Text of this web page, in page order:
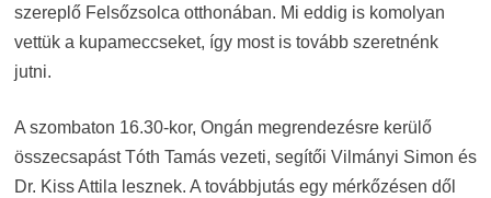
szereplő Felsőzsolca otthonában. Mi eddig is komolyan
vettük a kupameccseket, így most is tovább szeretnénk
jutni.
A szombaton 16.30-kor, Ongán megrendezésre kerülő
összecsapást Tóth Tamás vezeti, segítői Vilmányi Simon és
Dr. Kiss Attila lesznek. A továbbjutás egy mérkőzésen dől